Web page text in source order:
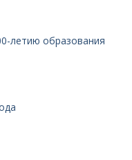
летию образования